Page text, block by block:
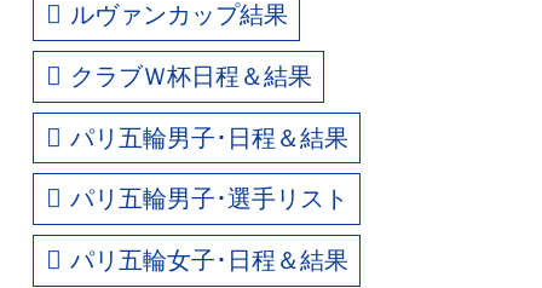
ルヴァンカップ結果
クラブＷ杯日程＆結果
パリ五輪男子･日程＆結果
パリ五輪男子･選手リスト
パリ五輪女子･日程＆結果